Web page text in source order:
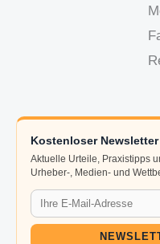
Kostenloser Newsletter
Aktuelle Urteile, Praxistipps
Urheber-, Medien- und